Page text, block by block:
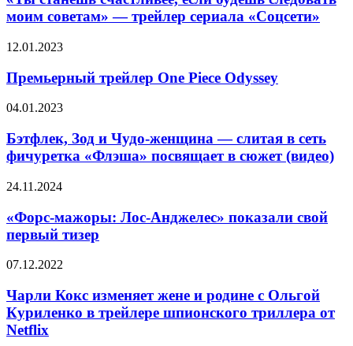
«День
правды»
Эмили
будешь
моим
—
сериала
моим советам» — трейлер сериала «Соцсети»
Премьерный
One
Piece
Odyssey
12.01.2023
Премьерный трейлер One Piece Odyssey
Бэтфлек,
и
Чудо-
женщина
слитая
сеть
фичуретка
посвящает
сюжет
(видео)
04.01.2023
Бэтфлек, Зод и Чудо-женщина — слитая в сеть
фичуретка «Флэша» посвящает в сюжет (видео)
«Форс-
Лос-
Анджелес»
показали
первый
24.11.2024
«Форс-мажоры: Лос-Анджелес» показали свой
первый тизер
Чарли
изменяет
жене
и
родине
07.12.2022
Чарли Кокс изменяет жене и родине с Ольгой
Куриленко в трейлере шпионского триллера от
Netflix